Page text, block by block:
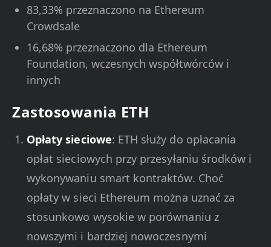
83,33% przeznaczono na Ethereum
Crowdsale
16,68% przeznaczono dla Ethereum
Foundation, wczesnych współtwórców i
innych
Zastosowania ETH
Opłaty sieciowe: ETH służy do opłacania
opłat sieciowych przy przesyłaniu środków i
wykonywaniu smart kontraktów. Choć
opłaty w sieci Ethereum można uznać za
stosunkowo wysokie w porównaniu z
nowszymi i bardziej nowoczesnymi